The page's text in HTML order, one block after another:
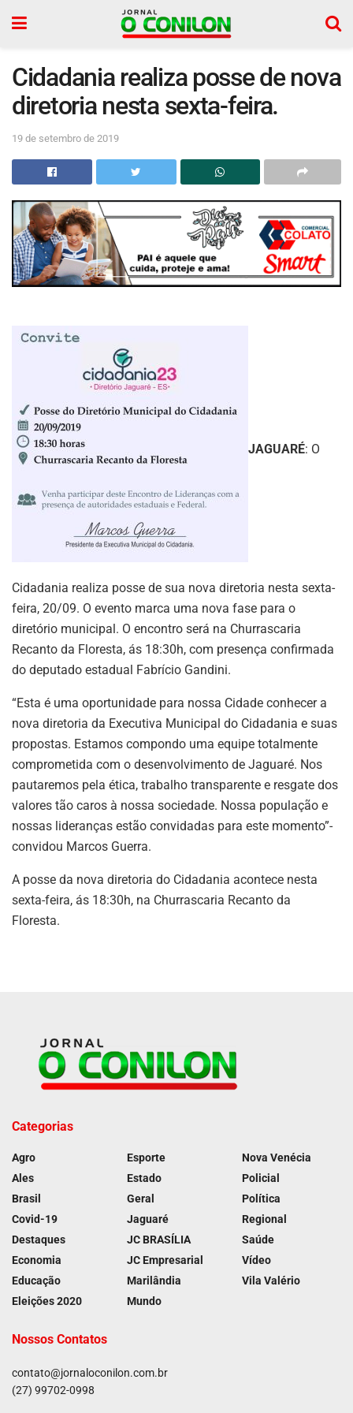
Cidadania realiza posse de nova
diretoria nesta sexta-feira.
19 de setembro de 2019
JAGUARÉ: O
Cidadania realiza posse de sua nova diretoria nesta sexta-
feira, 20/09. O evento marca uma nova fase para o
diretório municipal. O encontro será na Churrascaria
Recanto da Floresta, ás 18:30h, com presença confirmada
do deputado estadual Fabrício Gandini.
“Esta é uma oportunidade para nossa Cidade conhecer a
nova diretoria da Executiva Municipal do Cidadania e suas
propostas. Estamos compondo uma equipe totalmente
comprometida com o desenvolvimento de Jaguaré. Nos
pautaremos pela ética, trabalho transparente e resgate dos
valores tão caros à nossa sociedade. Nossa população e
nossas lideranças estão convidadas para este momento”-
convidou Marcos Guerra.
A posse da nova diretoria do Cidadania acontece nesta
sexta-feira, ás 18:30h, na Churrascaria Recanto da
Floresta.
Categorias
Agro
Ales
Brasil
Covid-19
Destaques
Economia
Educação
Eleições 2020
Esporte
Estado
Geral
Jaguaré
JC BRASÍLIA
JC Empresarial
Marilândia
Mundo
Nova Venécia
Policial
Política
Regional
Saúde
Vídeo
Vila Valério
Nossos Contatos
contato@jornaloconilon.com.br
(27) 99702-0998